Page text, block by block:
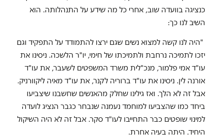
כנציגה בוועדה שוב, אחרי כל מה שידע על התנהלותה. הוא
השיב לנו כך:
"היה לנו קשה למצוא נשים שגם ירצו להתמודד על התפקיד וגם
יזכו לתמיכה נרחבת ולתמיכתו של חימי, יו"ר הלשכה. ניסינו את
עו"ד אמי פלמור, מנכ"לית משרד המשפטים לשעבר, את עו"ד
אורנה לין. ניסינו את עו"ד ברוריה לקנר, את עו"ד מאיה ליקוורניק.
אבל זה לא הלך. ואז גילינו שחלק מהאנשים שחשבנו שיצביעו
ביחד כמו שהצביעו למוחמד נעמנה שנבחר כגבר הנציג לועדה
למינוי שופטים כבר התחייבו לעו"ד סקר. אבל זה לא היה השיקול
היחיד. היתה בעיה אחרת.